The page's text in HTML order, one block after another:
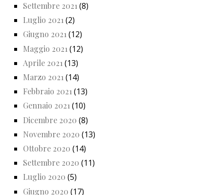
Settembre 2021 (8)
Luglio 2021(2)
Giugno 2021(12)
Maggio 2021 (12)
Aprile 2021 (13)
Marzo 2021 (14)
Febbraio 2021(13)
Gennaio 2021(10)
Dicembre 2020 (8)
Novembre 2020 (13)
Ottobre 2020 (14)
Settembre 2020 (11)
Luglio 2020 (5)
Giugno 2020 (17)